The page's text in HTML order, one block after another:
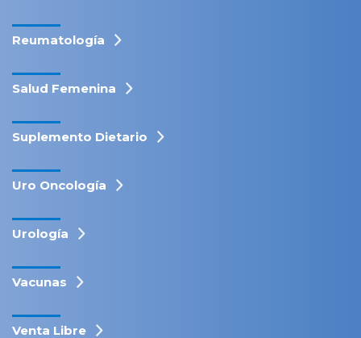
Reumatología
Salud Femenina
Suplemento Dietario
Uro Oncología
Urología
Vacunas
Venta Libre